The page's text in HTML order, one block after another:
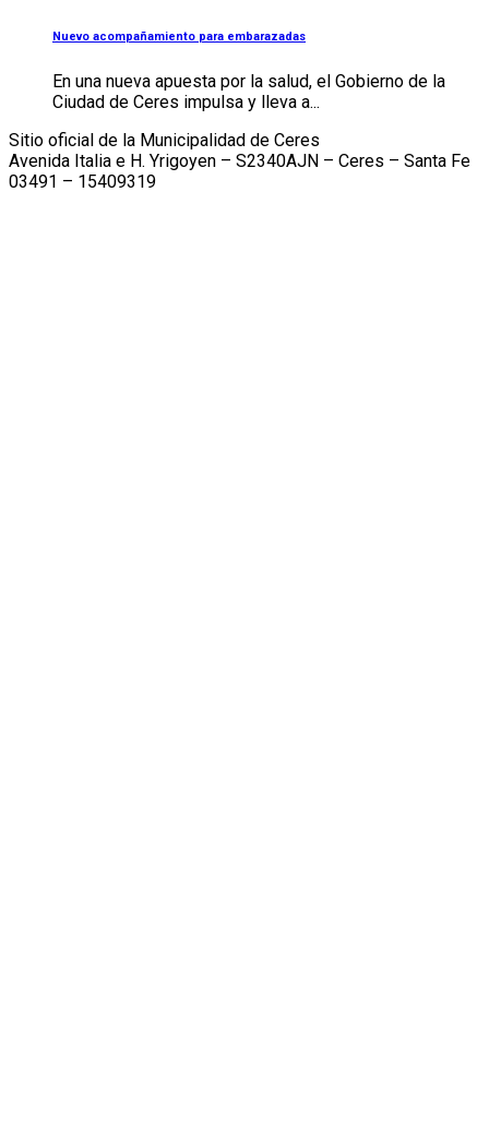
Nuevo acompañamiento para embarazadas
En una nueva apuesta por la salud, el Gobierno de la
Ciudad de Ceres impulsa y lleva a...
Sitio oficial de la Municipalidad de Ceres
Avenida Italia e H. Yrigoyen – S2340AJN – Ceres – Santa Fe
03491 – 15409319